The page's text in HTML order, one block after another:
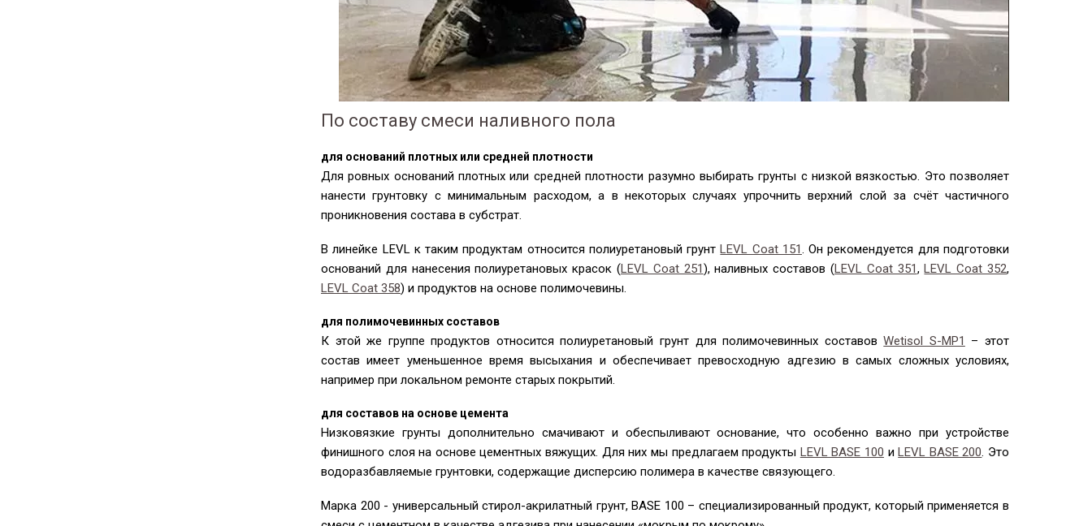
По составу смеси наливного пола
для оснований плотных или средней плотности
Для ровных оснований плотных или средней плотности разумно выбирать грунты с низкой вязкостью. Это позволяет
нанести грунтовку с минимальным расходом, а в некоторых случаях упрочнить верхний слой за счёт частичного
проникновения состава в субстрат.
В линейке LEVL к таким продуктам относится полиуретановый грунтLEVL Coat 151. Он рекомендуется для подготовки
оснований для нанесения полиуретановых красок (LEVL Coat 251), наливных составов (LEVL Coat 351,LEVL Coat 352,
LEVL Coat 358) и продуктов на основе полимочевины.
для полимочевинных составов
К этой же группе продуктов относится полиуретановый грунт для полимочевинных составовWetisol S-MP1
– этот
состав имеет уменьшенное время высыхания и обеспечивает превосходную адгезию в самых сложных условиях,
например при локальном ремонте старых покрытий.
для составов на основе цемента
Низковязкие грунты дополнительно смачивают и обеспыливают основание, что особенно важно при устройстве
финишного слоя на основе цементных вяжущих. Для них мы предлагаем продукты LEVL BASE 100 иLEVL BASE 200. Это
водоразбавляемые грунтовки, содержащие дисперсию полимера в качестве связующего.
Марка 200 - универсальный стирол-акрилатный грунт, BASE 100 – специализированный продукт, который применяется в